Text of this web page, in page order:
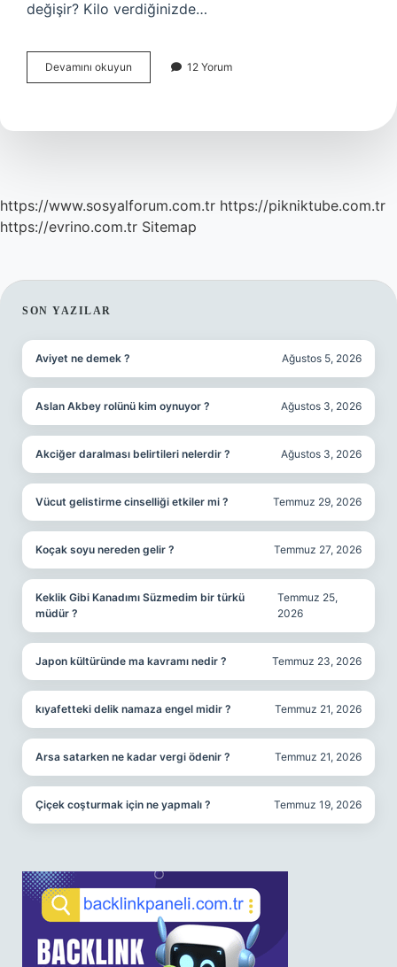
değişir? Kilo verdiğinizde…
Devamını okuyun
Ilk
Neler
12 Yorum
https://www.sosyalforum.com.tr https://pikniktube.com.tr
https://evrino.com.tr Sitemap
SIDEBAR
SON YAZILAR
Aviyet ne demek ? Ağustos 5, 2026
Aslan Akbey rolünü kim oynuyor ? Ağustos 3, 2026
Akciğer daralması belirtileri nelerdir ? Ağustos 3, 2026
Vücut gelistirme cinselliği etkiler mi ? Temmuz 29, 2026
Koçak soyu nereden gelir ? Temmuz 27, 2026
Keklik Gibi Kanadımı Süzmedim bir türkü
müdür ?
Temmuz 25,
2026
Japon kültüründe ma kavramı nedir ? Temmuz 23, 2026
kıyafetteki delik namaza engel midir ? Temmuz 21, 2026
Arsa satarken ne kadar vergi ödenir ? Temmuz 21, 2026
Çiçek coşturmak için ne yapmalı ? Temmuz 19, 2026